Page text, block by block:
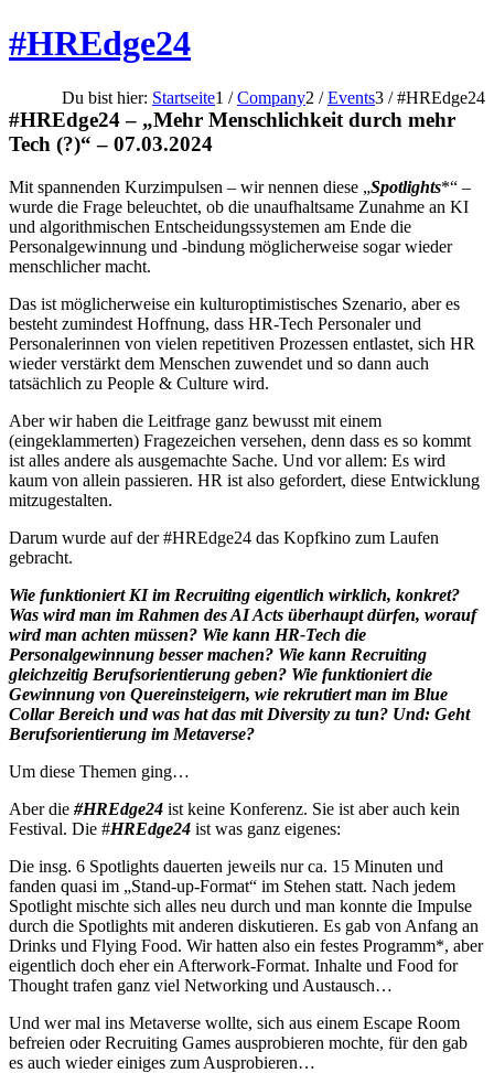
#HREdge24
Du bist hier: Startseite1 / Company2 / Events3 / #HREdge24
#HREdge24 – „Mehr Menschlichkeit durch mehr
Tech (?)“ – 07.03.2024
Mit spannenden Kurzimpulsen – wir nennen diese „Spotlights*“ –
wurde die Frage beleuchtet, ob die unaufhaltsame Zunahme an KI
und algorithmischen Entscheidungssystemen am Ende die
Personalgewinnung und -bindung möglicherweise sogar wieder
menschlicher macht.
Das ist möglicherweise ein kulturoptimistisches Szenario, aber es
besteht zumindest Hoffnung, dass HR-Tech Personaler und
Personalerinnen von vielen repetitiven Prozessen entlastet, sich HR
wieder verstärkt dem Menschen zuwendet und so dann auch
tatsächlich zu People & Culture wird.
Aber wir haben die Leitfrage ganz bewusst mit einem
(eingeklammerten) Fragezeichen versehen, denn dass es so kommt
ist alles andere als ausgemachte Sache. Und vor allem: Es wird
kaum von allein passieren. HR ist also gefordert, diese Entwicklung
mitzugestalten.
Darum wurde auf der #HREdge24 das Kopfkino zum Laufen
gebracht.
Wie funktioniert KI im Recruiting eigentlich wirklich, konkret?
Was wird man im Rahmen des AI Acts überhaupt dürfen, worauf
wird man achten müssen? Wie kann HR-Tech die
Personalgewinnung besser machen? Wie kann Recruiting
gleichzeitig Berufsorientierung geben? Wie funktioniert die
Gewinnung von Quereinsteigern, wie rekrutiert man im Blue
Collar Bereich und was hat das mit Diversity zu tun? Und: Geht
Berufsorientierung im Metaverse?
Um diese Themen ging…
Aber die #HREdge24 ist keine Konferenz. Sie ist aber auch kein
Festival. Die #HREdge24 ist was ganz eigenes:
Die insg. 6 Spotlights dauerten jeweils nur ca. 15 Minuten und
fanden quasi im „Stand-up-Format“ im Stehen statt. Nach jedem
Spotlight mischte sich alles neu durch und man konnte die Impulse
durch die Spotlights mit anderen diskutieren. Es gab von Anfang an
Drinks und Flying Food. Wir hatten also ein festes Programm*, aber
eigentlich doch eher ein Afterwork-Format. Inhalte und Food for
Thought trafen ganz viel Networking und Austausch…
Und wer mal ins Metaverse wollte, sich aus einem Escape Room
befreien oder Recruiting Games ausprobieren mochte, für den gab
es auch wieder einiges zum Ausprobieren…